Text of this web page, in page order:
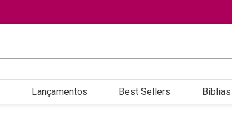
Lançamentos Best Sellers Bíblias